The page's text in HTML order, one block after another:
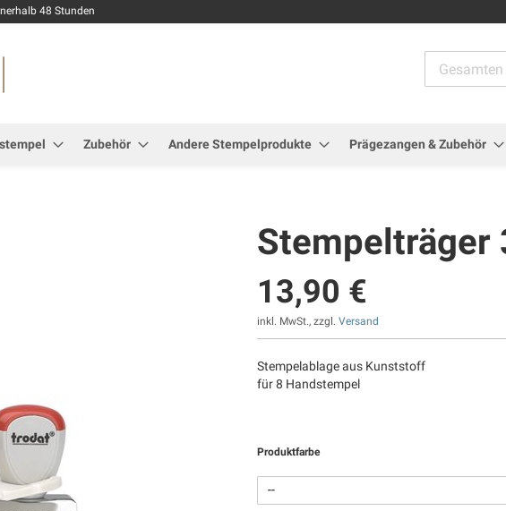
48 Stunden
Search
Zubehör Andere Stempelprodukte Prägezangen & Zubehör
Stempelträger
13,90 €
inkl. MwSt., zzgl.Versand
Stempelablage aus Kunststoff
für 8 Handstempel
Produktfarbe